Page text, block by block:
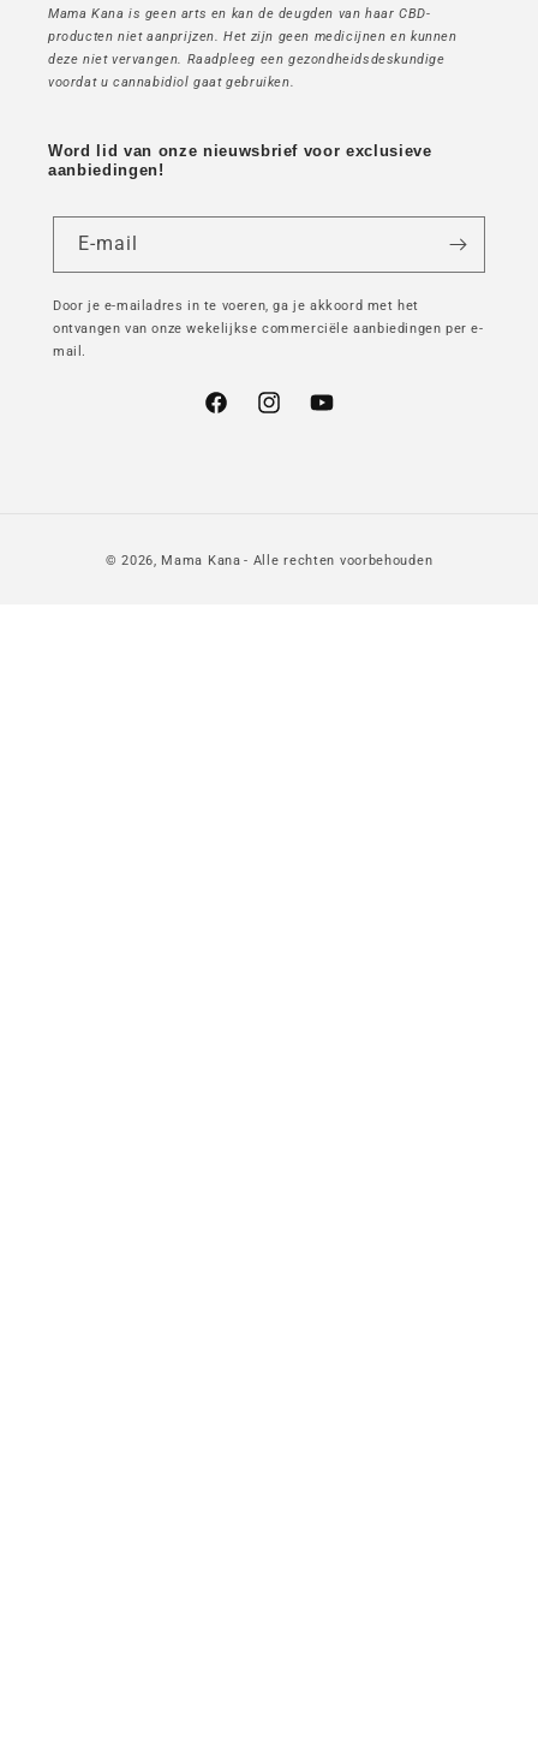
Mama Kana is geen arts en kan de deugden van haar CBD-
producten niet aanprijzen. Het zijn geen medicijnen en kunnen
deze niet vervangen. Raadpleeg een gezondheidsdeskundige
voordat u cannabidiol gaat gebruiken.
Word lid van onze nieuwsbrief voor exclusieve
aanbiedingen!
E-mail
Door je e-mailadres in te voeren, ga je akkoord met het
ontvangen van onze wekelijkse commerciële aanbiedingen per e-
mail.
FacebookInstagramYouTube
© 2026, Mama Kana - Alle rechten voorbehouden